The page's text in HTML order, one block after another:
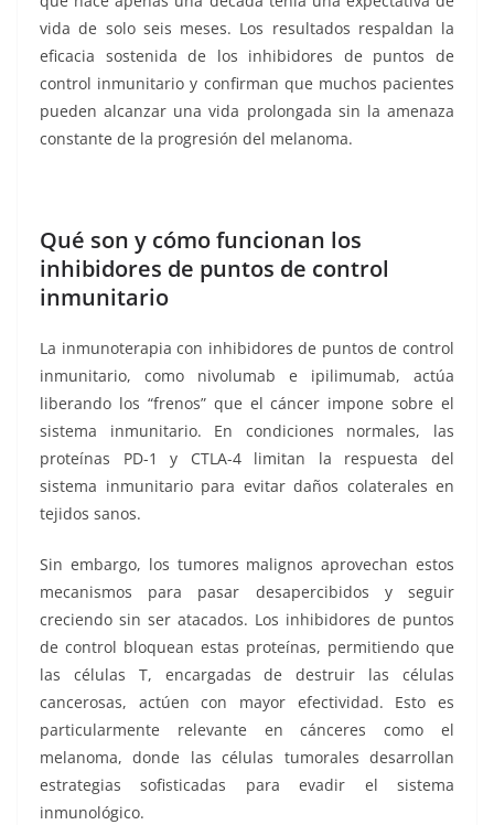
vida de solo seis meses. Los resultados respaldan la
eficacia sostenida de los inhibidores de puntos de
control inmunitario y confirman que muchos pacientes
pueden alcanzar una vida prolongada sin la amenaza
constante de la progresión del melanoma.
Qué son y cómo funcionan los
inhibidores de puntos de control
inmunitario
La inmunoterapia con inhibidores de puntos de control
inmunitario, como nivolumab e ipilimumab, actúa
liberando los “frenos” que el cáncer impone sobre el
sistema inmunitario. En condiciones normales, las
proteínas PD-1 y CTLA-4 limitan la respuesta del
sistema inmunitario para evitar daños colaterales en
tejidos sanos.
Sin embargo, los tumores malignos aprovechan estos
mecanismos para pasar desapercibidos y seguir
creciendo sin ser atacados. Los inhibidores de puntos
de control bloquean estas proteínas, permitiendo que
las células T, encargadas de destruir las células
cancerosas, actúen con mayor efectividad. Esto es
particularmente relevante en cánceres como el
melanoma, donde las células tumorales desarrollan
estrategias sofisticadas para evadir el sistema
inmunológico.